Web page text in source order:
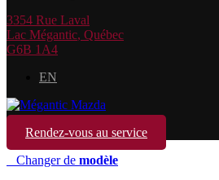
3354 Rue Laval
Lac Mégantic, Québec
G6B 1A4
EN
Rendez-vous au service
Changer de modèle